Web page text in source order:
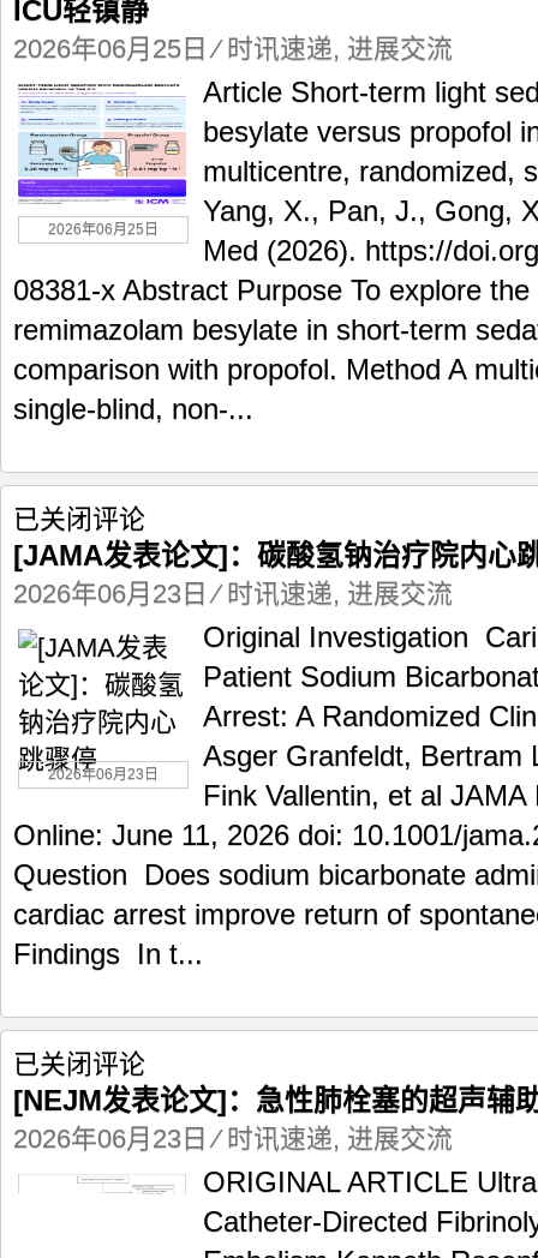
发
论
文]：
苯
磺
瑞
吗
与
泊
的
短
轻
镇
静
ICU轻镇静
2026年06月25日 ⁄时讯速递, 进展交流
2026年06月25日
Article Short-term light
besylate versus propofol
multicentre, randomized,
Yang, X., Pan, J., Gong,
Med (2026). https://
08381-x Abstract Purpose To explore
remimazolam besylate in short-term
comparison with propofol. Method A
single-blind, non-...
[JAMA
发
表
论
碳
氢
钠
治
疗
院
心
跳
骤
停
已关闭评论
[JAMA发表论文]：碳酸氢钠治疗院内心
2026年06月23日 ⁄时讯速递, 进展交流
2026年06月23日
Original Investigation
Patient Sodium
Arrest: A Randomized
Asger Granfeldt, Bertram
Fink Vallentin, et al JAMA
Online: June 11, 2026 doi: 10.1001/
Question Does sodium bicarbonate
cardiac arrest improve return of
Findings In t...
[NEJM
发
表
论
已关闭评论
[NEJM发表论文]：急性肺栓塞的超声辅
2026年06月23日 ⁄时讯速递, 进展交流
ORIGINAL ARTICLE
Catheter-Directed